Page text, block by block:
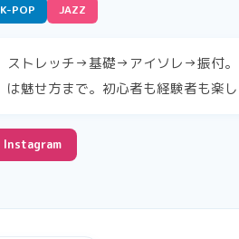
K-POP JAZZ
ストレッチ→基礎→アイソレ→振付
は魅せ方まで。初心者も経験者も楽し
Instagram